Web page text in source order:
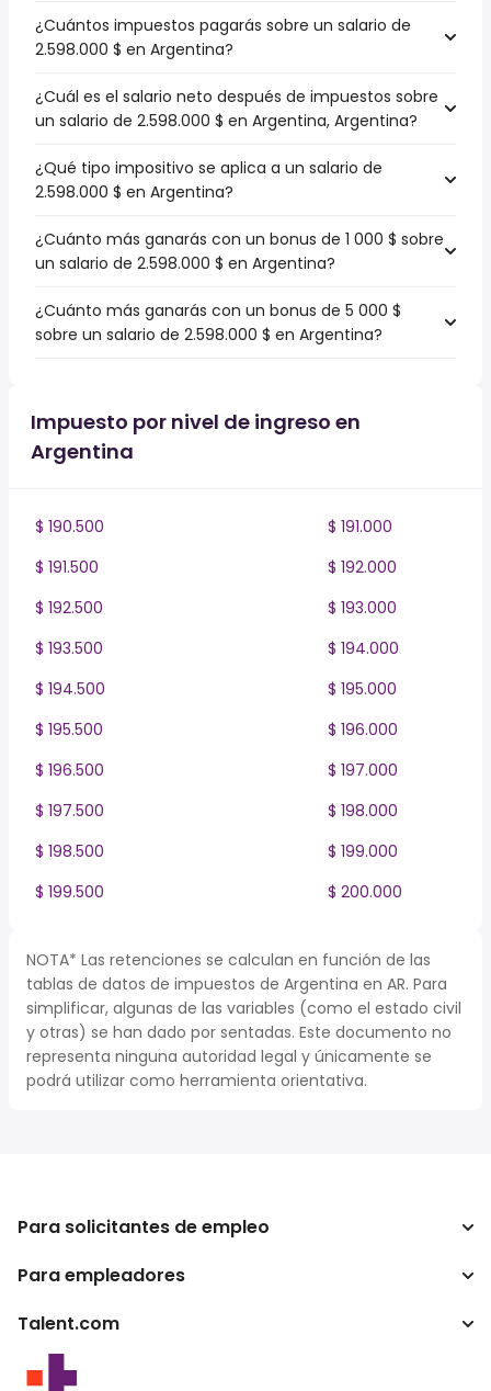
¿Cuántos impuestos pagarás sobre un salario de
2.598.000 $ en Argentina?
¿Cuál es el salario neto después de impuestos sobre
un salario de 2.598.000 $ en Argentina, Argentina?
¿Qué tipo impositivo se aplica a un salario de
2.598.000 $ en Argentina?
¿Cuánto más ganarás con un bonus de 1 000 $ sobre
un salario de 2.598.000 $ en Argentina?
¿Cuánto más ganarás con un bonus de 5 000 $
sobre un salario de 2.598.000 $ en Argentina?
Impuesto por nivel de ingreso en
Argentina
$ 190.500
$ 191.000
$ 191.500
$ 192.000
$ 192.500
$ 193.000
$ 193.500
$ 194.000
$ 194.500
$ 195.000
$ 195.500
$ 196.000
$ 196.500
$ 197.000
$ 197.500
$ 198.000
$ 198.500
$ 199.000
$ 199.500
$ 200.000
NOTA* Las retenciones se calculan en función de las
tablas de datos de impuestos de Argentina en AR. Para
simplificar, algunas de las variables (como el estado civil
y otras) se han dado por sentadas. Este documento no
representa ninguna autoridad legal y únicamente se
podrá utilizar como herramienta orientativa.
Para solicitantes de empleo
Buscador de trabajo
Conversor de salario
Para empleadores
Empresa
Talent.com
Otros países